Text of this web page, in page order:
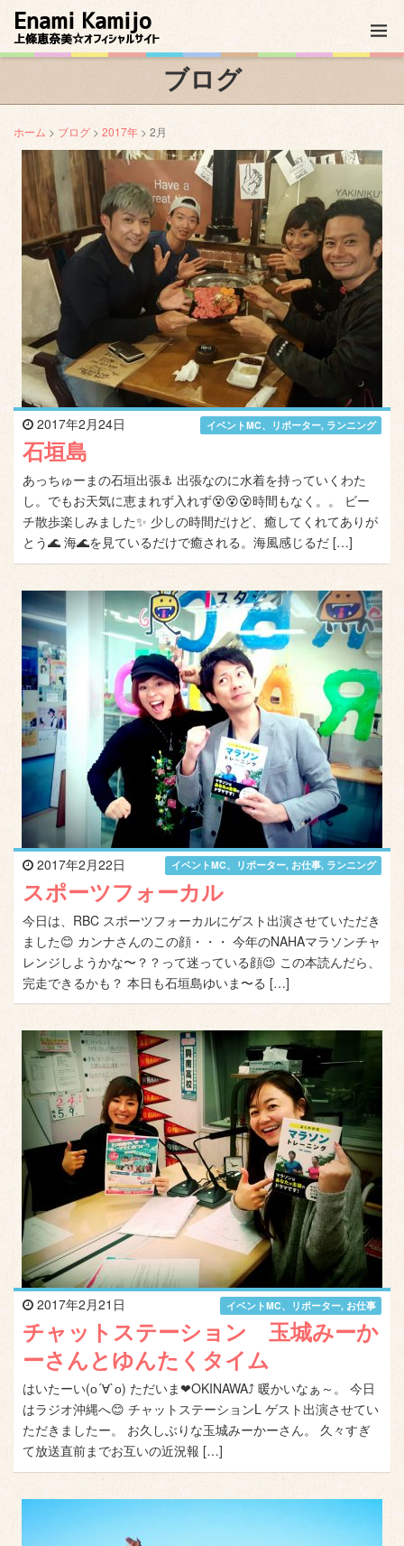
Enami Kamijo
上條恵奈美☆オフィシャルサイト
ブログ
ホーム > ブログ > 2017年 > 2月
2017年2月24日 イベントMC、リポーター, ランニング
石垣島
あっちゅーまの石垣出張⚓ 出張なのに水着を持っていくわた
し。でもお天気に恵まれず入れず😵😵😵時間もなく。。 ビー
チ散歩楽しみました✨ 少しの時間だけど、癒してくれてありが
とう🌊 海🌊を見ているだけで癒される。海風感じるだ […]
2017年2月22日 イベントMC、リポーター, お仕事, ランニング
スポーツフォーカル
今日は、RBC スポーツフォーカルにゲスト出演させていただき
ました😊 カンナさんのこの顔・・・ 今年のNAHAマラソンチャ
レンジしようかな〜？？って迷っている顔😉 この本読んだら、
完走できるかも？ 本日も石垣島ゆいま〜る […]
2017年2月21日 イベントMC、リポーター, お仕事
チャットステーション 玉城みーか
ーさんとゆんたくタイム
はいたーい(о´∀`о) ただいま❤OKINAWA⤴ 暖かいなぁ～。 今日
はラジオ沖縄へ😊 チャットステーションL ゲスト出演させてい
ただきましたー。 お久しぶりな玉城みーかーさん。 久々すぎ
て放送直前までお互いの近況報 […]